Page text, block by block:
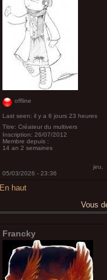
offline
Last seen: il y a 6 jours 23 heures
Titre: Créateur du multivers
Inscription: 26/07/2012
Membre depuis :
14 an 2 semaines
jeu,
05/03/2026 - 23:36
En haut
Vous
Francky